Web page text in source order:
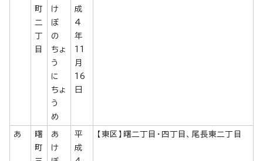
町
二
丁
目
け
ぼ
の
ちょ
う
に
ちょ
う
め
成
4
年
11
月
16
日
あ
曙
町
あ
け
平
成
【東区】曙二丁目・四丁目、尾長東二丁目